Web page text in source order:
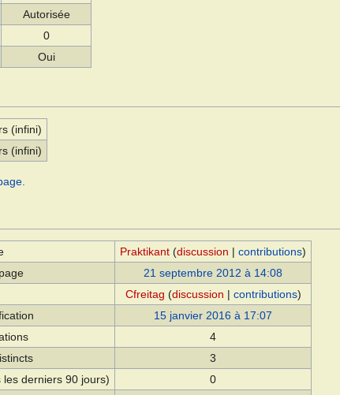
Autorisée
0
Oui
(infini)
(infini)
Praktikant (discussion | contributions)
21 septembre 2012 à 14:08
Cfreitag (discussion | contributions)
15 janvier 2016 à 17:07
4
3
derniers 90 jours)
0